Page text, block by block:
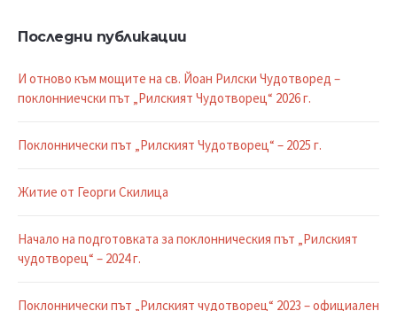
Последни публикации
И отново към мощите на св. Йоан Рилски Чудотворед –
поклонниечски път „Рилският Чудотворец“ 2026 г.
Поклоннически път „Рилският Чудотворец“ – 2025 г.
Житие от Георги Скилица
Начало на подготовката за поклонническия път „Рилският
чудотворец“ – 2024 г.
Поклоннически път „Рилският чудотворец“ 2023 – официален